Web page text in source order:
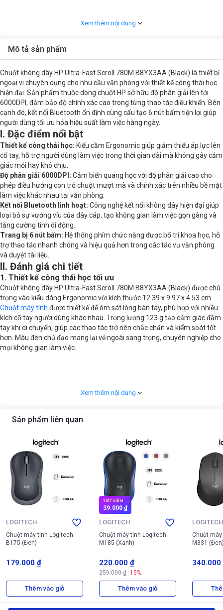
Kiểu cầm Ergonomic / Công thái học
Độ phân giải (CPI/DPI) 6000DPI
Số nút bấm 6
Kích thước 12.39 x 9.97 x 4.53 cm
Khối lượng 123 g
Xem thêm nội dung
Mô tả sản phẩm
Chuột không dây HP Ultra-Fast Scroll 780M B8YX3AA (Black) là thiết bị
ngoại vi chuyên dụng cho nhu cầu văn phòng với thiết kế công thái học
hiện đại. Sản phẩm thuộc dòng chuột HP sở hữu độ phân giải lên tới
6000DPI, đảm bảo độ chính xác cao trong từng thao tác điều khiển. Bên
cạnh đó, kết nối Bluetooth ổn định cùng cấu tạo 6 nút bấm tiện lợi giúp
người dùng tối ưu hóa hiệu suất làm việc hàng ngày.
I. Đặc điểm nổi bật
Thiết kế công thái học: Kiểu cầm Ergonomic giúp giảm thiểu áp lực lên
cổ tay, hỗ trợ người dùng làm việc trong thời gian dài mà không gây cảm
giác mỏi hay khó chịu.
Độ phân giải 6000DPI: Cảm biến quang học với độ phân giải cao cho
phép điều hướng con trỏ chuột mượt mà và chính xác trên nhiều bề mặt
làm việc khác nhau tại văn phòng.
Kết nối Bluetooth linh hoạt: Công nghệ kết nối không dây hiện đại giúp
loại bỏ sự vướng víu của dây cáp, tạo không gian làm việc gọn gàng và
tăng cường tính di động.
Trang bị 6 nút bấm: Hệ thống phím chức năng được bố trí khoa học, hỗ
trợ thao tác nhanh chóng và hiệu quả hơn trong các tác vụ văn phòng
và duyệt tài liệu.
II. Đánh giá chi tiết
1. Thiết kế công thái học tối ưu
Chuột không dây HP Ultra-Fast Scroll 780M B8YX3AA (Black) được chú
trọng vào kiểu dáng Ergonomic với kích thước 12.39 x 9.97 x 4.53 cm.
Chuột máy tính được thiết kế để ôm sát lòng bàn tay, phù hợp với nhiều
kích cỡ tay người dùng khác nhau. Trọng lượng 123 g tạo cảm giác đầm
tay khi di chuyển, giúp các thao tác trở nên chắc chắn và kiểm soát tốt
hơn. Màu đen chủ đạo mang lại vẻ ngoài sang trọng, chuyên nghiệp cho
mọi không gian làm việc.
Thiết kế công thái học của Chuột không dây HP Ultra-Fast Scroll 780M
B8YX3AA (Black)
2. Cảm biến và hiệu năng
Xem thêm nội dung
Sản phẩm liên quan
LOGITECH
Chuột máy tính Logitech
B175 (Đen)
179.000 ₫
Thêm vào giỏ
TIẾT KIỆM
39.000 ₫
LOGITECH
Chuột máy tính Logitech
M185 (Xanh)
220.000 ₫
259.000 ₫ -15%
Thêm vào giỏ
LOGITECH
Chuột
M331
340.000